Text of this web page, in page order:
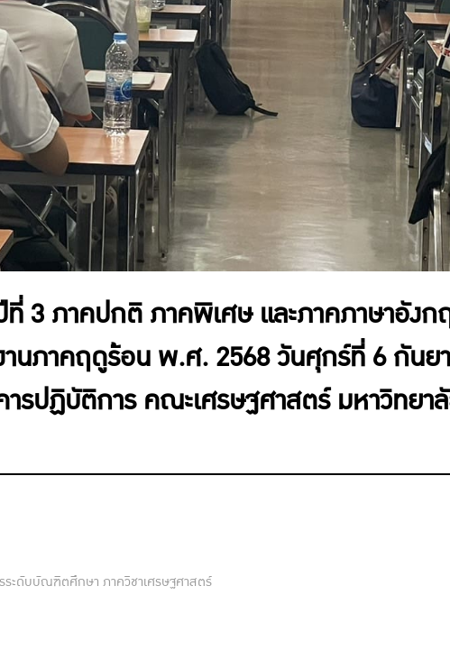
3 ภาคปกติ ภาคพิเศษ และภาคภาษาอังก
านภาคฤดูร้อน พ.ศ. 2568 วันศุกร์ที่ 6 กันย
รปฏิบัติการ คณะเศรษฐศาสตร์ มหาวิทยา
ระดับบัณฑิตศึกษา ภาควิชาเศรษฐศาสตร์